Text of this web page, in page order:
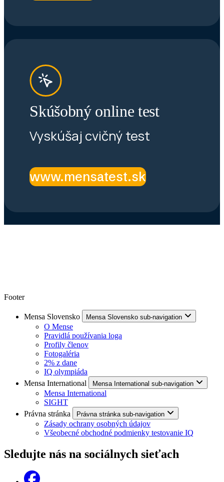
Skúšobný online test
Vyskúšaj cvičný test
www.mensatest.sk
Footer
Mensa Slovensko Mensa Slovensko sub-navigation
O Mense
Pravidlá používania loga
Profily členov
Fotogaléria
2% z dane
IQ olympiáda
Mensa International
Mensa International sub-navigation
Mensa International
SIGHT
Právna stránka
Právna stránka sub-navigation
Zásady ochrany osobných údajov
Všeobecné obchodné podmienky testovanie IQ
Sledujte nás na sociálnych sieťach